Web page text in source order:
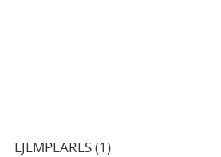
EJEMPLARES (1)